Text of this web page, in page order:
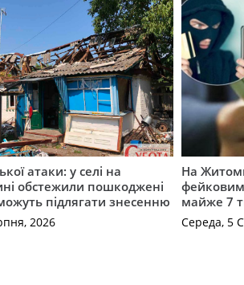
атаки: у селі на
обстежили пошкоджені
підлягати знесенню
2026
На
майже 7
Середа, 5